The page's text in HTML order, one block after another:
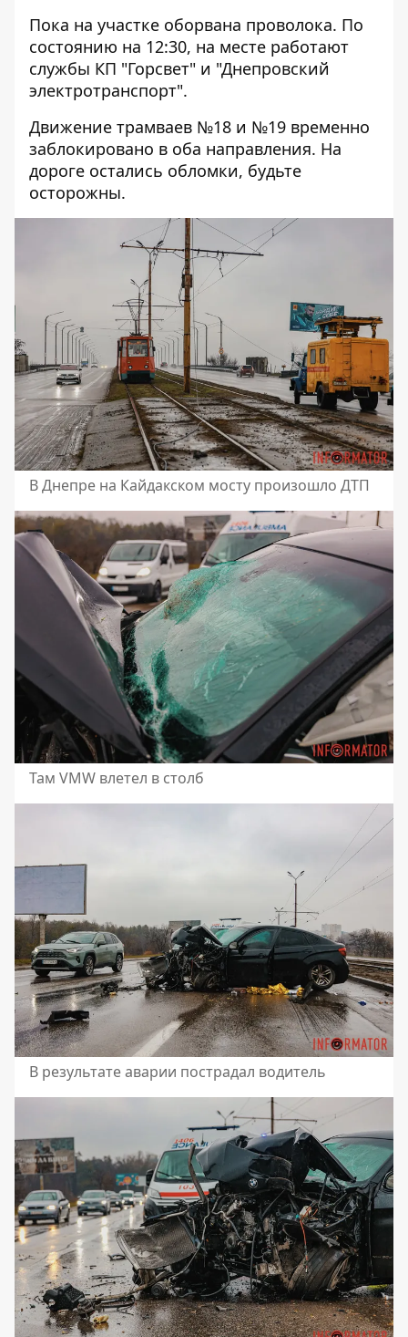
Пока на участке оборвана проволока. По
состоянию на 12:30, на месте работают
службы КП "Горсвет" и "Днепровский
электротранспорт".
Движение трамваев №18 и №19 временно
заблокировано в оба направления. На
дороге остались обломки, будьте
осторожны.
В Днепре на Кайдакском мосту произошло ДТП
Там VMW влетел в столб
В результате аварии пострадал водитель